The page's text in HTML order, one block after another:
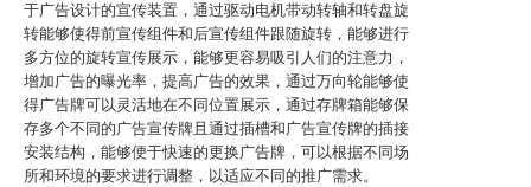
于广告设计的宣传装置，通过驱动电机带动转轴和转盘旋
转能够使得前宣传组件和后宣传组件跟随旋转，能够进行
多方位的旋转宣传展示，能够更容易吸引人们的注意力，
增加广告的曝光率，提高广告的效果，通过万向轮能够使
得广告牌可以灵活地在不同位置展示，通过存牌箱能够保
存多个不同的广告宣传牌且通过插槽和广告宣传牌的插接
安装结构，能够便于快速的更换广告牌，可以根据不同场
所和环境的要求进行调整，以适应不同的推广需求。